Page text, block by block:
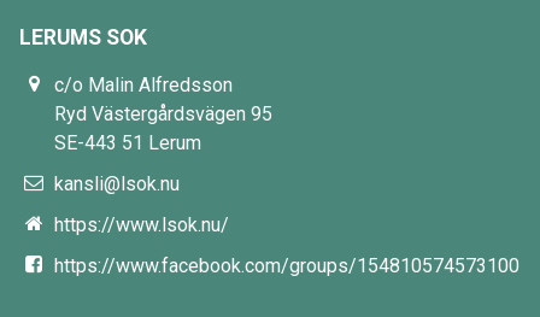
LERUMS SOK
c/o Malin Alfredsson
Ryd Västergårdsvägen 95
SE-443 51 Lerum
kansli@lsok.nu
https://www.lsok.nu/
https://www.facebook.com/groups/154810574573100